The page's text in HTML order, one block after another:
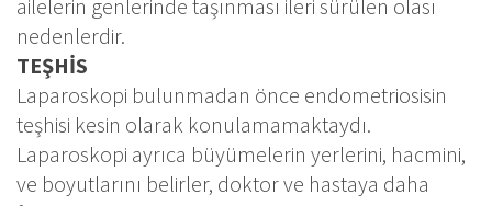
ailelerin genlerinde taşınması ileri sürülen olası
nedenlerdir.
TEŞHİS
Laparoskopi bulunmadan önce endometriosisin
teşhisi kesin olarak konulamamaktaydı.
Laparoskopi ayrıca büyümelerin yerlerini, hacmini,
ve boyutlarını belirler, doktor ve hastaya daha